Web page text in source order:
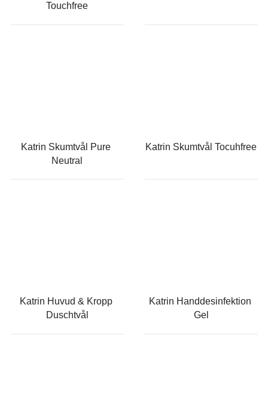
Touchfree
Katrin Skumtvål Pure
Neutral
Katrin Skumtvål Tocuhfree
Katrin Huvud & Kropp
Duschtvål
Katrin Handdesinfektion
Gel